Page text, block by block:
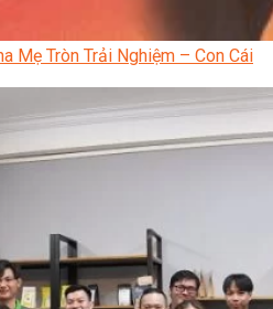
Mẹ Tròn Trải Nghiệm – Con Cái